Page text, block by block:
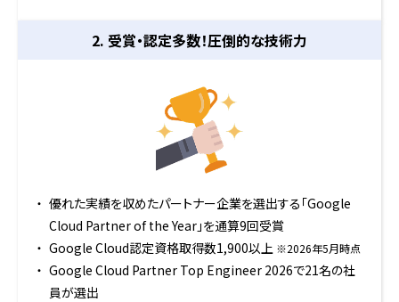
2. 受賞・認定多数！圧倒的な技術力
優れた実績を収めたパートナー企業を選出する「Google
Cloud Partner of the Year」を通算9回受賞
Google Cloud認定資格取得数1,900以上 ※2026年5月時点
Google Cloud Partner Top Engineer 2026で21名の社
員が選出